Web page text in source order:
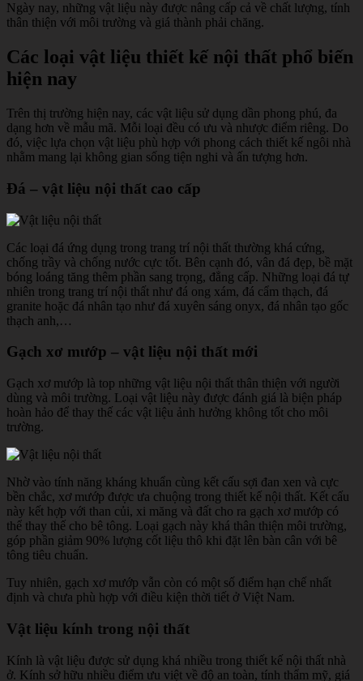
Ngày nay, những vật liệu này được nâng cấp cả về chất lượng, tính
thân thiện với môi trường và giá thành phải chăng.
Các loại vật liệu thiết kế nội thất phổ biến
hiện nay
Trên thị trường hiện nay, các vật liệu sử dụng dần phong phú, đa
dạng hơn về mẫu mã. Mỗi loại đều có ưu và nhược điểm riêng. Do
đó, việc lựa chọn vật liệu phù hợp với phong cách thiết kế ngôi nhà
nhằm mang lại không gian sống tiện nghi và ấn tượng hơn.
Đá – vật liệu nội thất cao cấp
Các loại đá ứng dụng trong trang trí nội thất thường khá cứng,
chống trầy và chống nước cực tốt. Bên cạnh đó, vân đá đẹp, bề mặt
bóng loáng tăng thêm phần sang trọng, đẳng cấp. Những loại đá tự
nhiên trong trang trí nội thất như đá ong xám, đá cẩm thạch, đá
granite hoặc đá nhân tạo như đá xuyên sáng onyx, đá nhân tạo gốc
thạch anh,…
Gạch xơ mướp – vật liệu nội thất mới
Gạch xơ mướp là top những vật liệu nội thất thân thiện với người
dùng và môi trường. Loại vật liệu này được đánh giá là biện pháp
hoàn hảo để thay thế các vật liệu ảnh hưởng không tốt cho môi
trường.
Nhờ vào tính năng kháng khuẩn cùng kết cấu sợi đan xen và cực
bền chắc, xơ mướp được ưa chuộng trong thiết kế nội thất. Kết cấu
này kết hợp với than củi, xi măng và đất cho ra gạch xơ mướp có
thể thay thế cho bê tông. Loại gạch này khá thân thiện môi trường,
góp phần giảm 90% lượng cốt liệu thô khi đặt lên bàn cân với bê
tông tiêu chuẩn.
Tuy nhiên, gạch xơ mướp vẫn còn có một số điểm hạn chế nhất
định và chưa phù hợp với điều kiện thời tiết ở Việt Nam.
Vật liệu kính trong nội thất
Kính là vật liệu được sử dụng khá nhiều trong thiết kế nội thất nhà
ở. Kính sở hữu nhiều điểm ưu việt về độ an toàn, tính thẩm mỹ, giá